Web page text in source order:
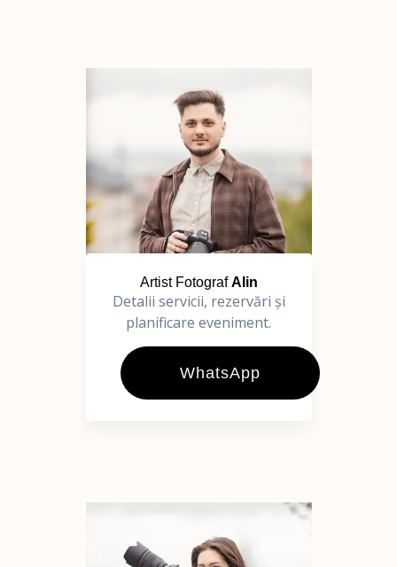
Artist FotografAlin
Detalii servicii, rezervări și
planificare eveniment.
WhatsApp